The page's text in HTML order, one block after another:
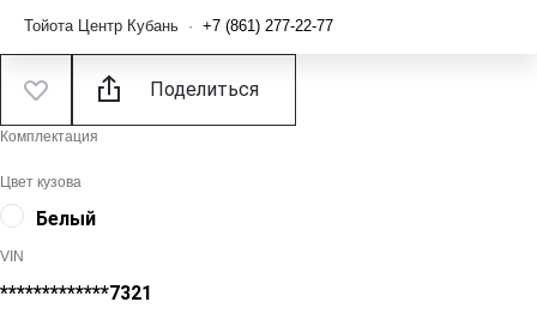
Тойота Центр Кубань · +7 (861) 277-22-77
Поделиться
Комплектация
Цвет кузова
Белый
VIN
*************7321